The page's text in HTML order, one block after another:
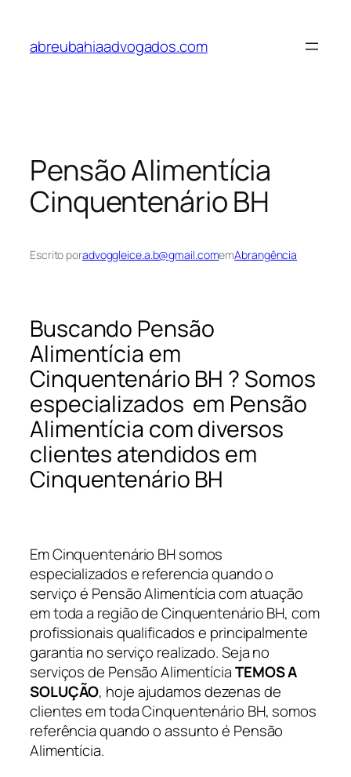
abreubahiaadvogados.com
Pensão Alimentícia
Cinquentenário BH
Escrito poradvoggleice.a.b@gmail.comemAbrangência
Buscando Pensão
Alimentícia em
Cinquentenário BH ? Somos
especializados em Pensão
Alimentícia com diversos
clientes atendidos em
Cinquentenário BH
Em Cinquentenário BH somos
especializados e referencia quando o
serviço é Pensão Alimentícia com atuação
em toda a região de Cinquentenário BH, com
profissionais qualificados e principalmente
garantia no serviço realizado. Seja no
serviços de Pensão AlimentíciaTEMOS A
SOLUÇÃO, hoje ajudamos dezenas de
clientes em toda Cinquentenário BH, somos
referência quando o assunto é Pensão
Alimentícia.